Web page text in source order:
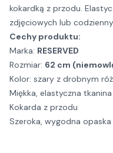
kokardką z przodu.
zdjęciowych lub
Cechy produktu:
Marka: RESERVED
Rozmiar: 62 cm
Kolor: szary z drobnym
Miękka, elastyczna tkanina
Kokarda z przodu
Szeroka, wygodna